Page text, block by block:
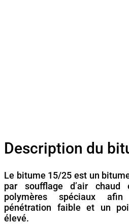
Description du
Le bitume 15/25 est un
par soufflage d’air
polymères spéciaux
pénétration faible et un
élevé.